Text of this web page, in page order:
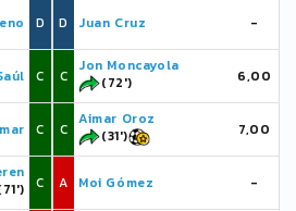
D
C
C
C
D Juan Cruz -
C
Jon Moncayola
(72')
6,00
C
Aimar Oroz
(31')
7,00
A Moi Gómez -